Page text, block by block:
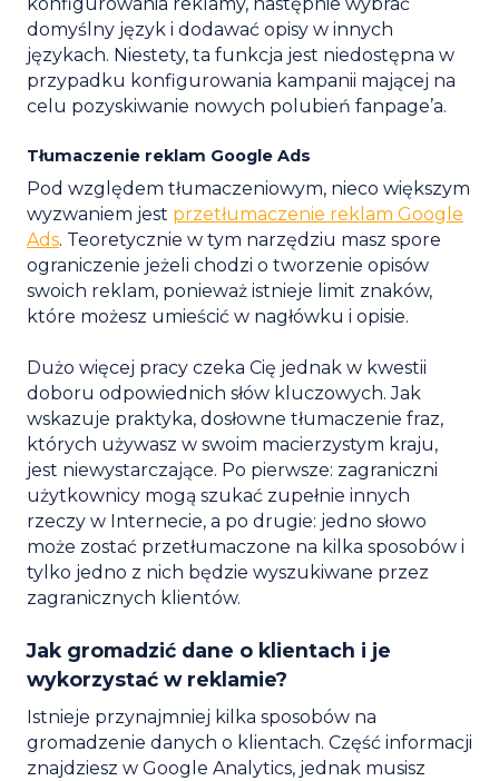
domyślny język i dodawać opisy w innych
językach. Niestety, ta funkcja jest niedostępna w
przypadku konfigurowania kampanii mającej na
celu pozyskiwanie nowych polubień fanpage’a.
Tłumaczenie reklam Google Ads
Pod względem tłumaczeniowym, nieco większym
wyzwaniem jest przetłumaczenie reklam Google
Ads. Teoretycznie w tym narzędziu masz spore
ograniczenie jeżeli chodzi o tworzenie opisów
swoich reklam, ponieważ istnieje limit znaków,
które możesz umieścić w nagłówku i opisie.
Dużo więcej pracy czeka Cię jednak w kwestii
doboru odpowiednich słów kluczowych. Jak
wskazuje praktyka, dosłowne tłumaczenie fraz,
których używasz w swoim macierzystym kraju,
jest niewystarczające. Po pierwsze: zagraniczni
użytkownicy mogą szukać zupełnie innych
rzeczy w Internecie, a po drugie: jedno słowo
może zostać przetłumaczone na kilka sposobów i
tylko jedno z nich będzie wyszukiwane przez
zagranicznych klientów.
Jak gromadzić dane o klientach i je
wykorzystać w reklamie?
Istnieje przynajmniej kilka sposobów na
gromadzenie danych o klientach. Część informacji
znajdziesz w Google Analytics, jednak musisz